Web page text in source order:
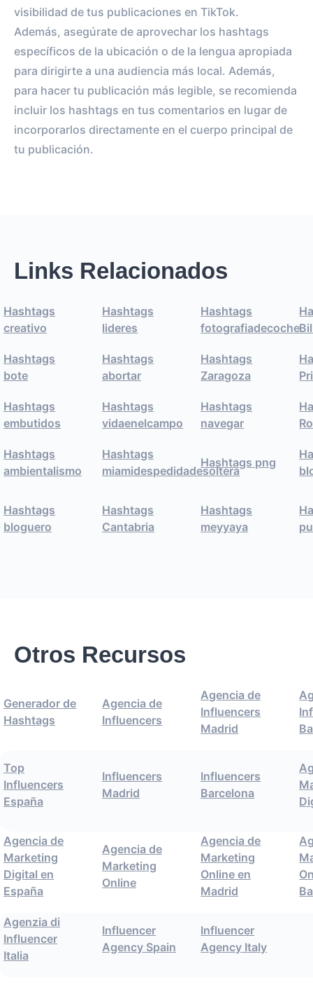
visibilidad de tus publicaciones en TikTok.
Además, asegúrate de aprovechar los hashtags
específicos de la ubicación o de la lengua apropiada
para dirigirte a una audiencia más local. Además,
para hacer tu publicación más legible, se recomienda
incluir los hashtags en tus comentarios en lugar de
incorporarlos directamente en el cuerpo principal de
tu publicación.
Links Relacionados
Hashtags
creativo
Hashtags
lideres
Hashtags
fotografiadecoche
Hashtags
bote
Hashtags
abortar
Hashtags
Zaragoza
Hashtags
embutidos
Hashtags
vidaenelcampo
Hashtags
navegar
Hashtags
ambientalismo
Hashtags
miamidespedidadesoltera
Hashtags png
Hashtags
bloguero
Hashtags
Cantabria
Hashtags
meyyaya
Otros Recursos
Generador de
Hashtags
Agencia de
Influencers
Agencia de
Influencers
Madrid
Top
Influencers
España
Influencers
Madrid
Influencers
Barcelona
Agencia de
Marketing
Digital en
España
Agencia de
Marketing
Online
Agencia de
Marketing
Online en
Madrid
Agenzia di
Influencer
Italia
Influencer
Agency Spain
Influencer
Agency Italy